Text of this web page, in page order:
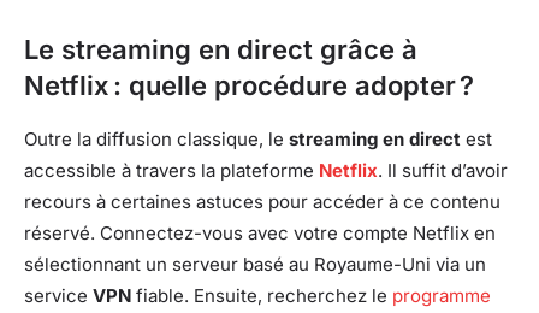
Le streaming en direct grâce à
Netflix : quelle procédure adopter ?
Outre la diffusion classique, le streaming en direct est
accessible à travers la plateforme Netflix. Il suffit d’avoir
recours à certaines astuces pour accéder à ce contenu
réservé. Connectez-vous avec votre compte Netflix en
sélectionnant un serveur basé au Royaume-Uni via un
service VPN fiable. Ensuite, recherchez le programme